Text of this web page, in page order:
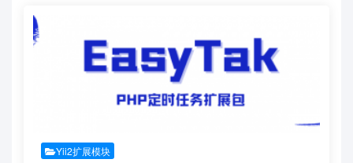
Yii2扩展模块